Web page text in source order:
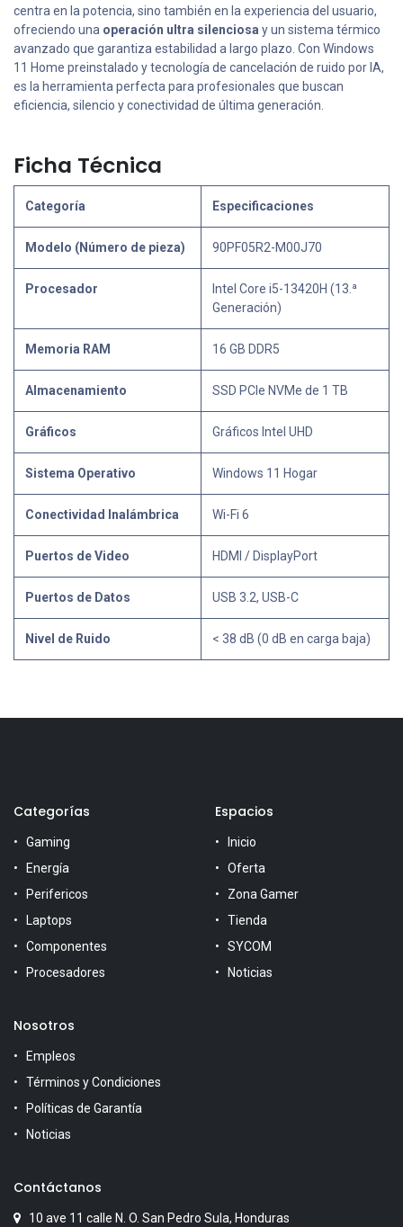
centra en la potencia, sino también en la experiencia del usuario,
ofreciendo una operación ultra silenciosa y un sistema térmico
avanzado que garantiza estabilidad a largo plazo. Con Windows
11 Home preinstalado y tecnología de cancelación de ruido por IA,
es la herramienta perfecta para profesionales que buscan
eficiencia, silencio y conectividad de última generación.
Ficha Técnica
Categoría Especificaciones
Modelo (Número de pieza) 90PF05R2-M00J70
Procesador
Intel Core i5-13420H (13.ª
Generación)
Memoria RAM 16 GB DDR5
Almacenamiento SSD PCIe NVMe de 1 TB
Gráficos Gráficos Intel UHD
Sistema Operativo Windows 11 Hogar
Conectividad Inalámbrica Wi-Fi 6
Puertos de Video HDMI / DisplayPort
Puertos de Datos USB 3.2, USB-C
Nivel de Ruido < 38 dB (0 dB en carga baja)
Categorías
Gaming
Energía
Perifericos
Laptops
Componentes
Procesadores
Espacios
Inicio
Oferta
Zona Gamer
Tienda
SYCOM
Noticias
Nosotros
Empleos
Términos y Condiciones
Políticas de Garantía
Noticias
Contáctanos
10 ave 11 calle N. O. San Pedro Sula, Honduras